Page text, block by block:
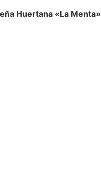
Huertana «La Menta»